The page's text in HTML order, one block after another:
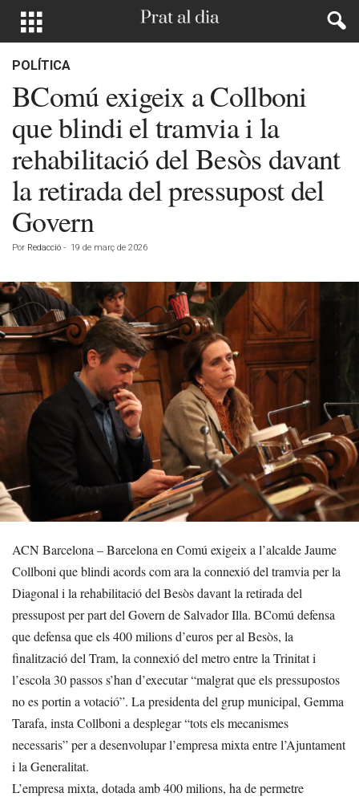
POLÍTICA
BComú exigeix a Collboni
que blindi el tramvia i la
rehabilitació del Besòs davant
la retirada del pressupost del
Govern
Por Redacció - 19 de març de 2026
ACN Barcelona – Barcelona en Comú exigeix a l’alcalde Jaume
Collboni que blindi acords com ara la connexió del tramvia per la
Diagonal i la rehabilitació del Besòs davant la retirada del
pressupost per part del Govern de Salvador Illa. BComú defensa
que defensa que els 400 milions d’euros per al Besòs, la
finalització del Tram, la connexió del metro entre la Trinitat i
l’escola 30 passos s’han d’executar “malgrat que els pressupostos
no es portin a votació”. La presidenta del grup municipal, Gemma
Tarafa, insta Collboni a desplegar “tots els mecanismes
necessaris” per a desenvolupar l’empresa mixta entre l’Ajuntament
i la Generalitat.
L’empresa mixta, dotada amb 400 milions, ha de permetre